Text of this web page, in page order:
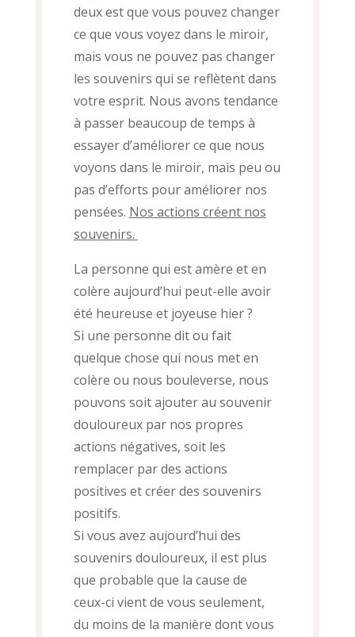
deux est que vous pouvez changer
ce que vous voyez dans le miroir,
mais vous ne pouvez pas changer
les souvenirs qui se reflètent dans
votre esprit. Nous avons tendance
à passer beaucoup de temps à
essayer d’améliorer ce que nous
voyons dans le miroir, mais peu ou
pas d’efforts pour améliorer nos
pensées. Nos actions créent nos
souvenirs.
La personne qui est amère et en
colère aujourd’hui peut-elle avoir
été heureuse et joyeuse hier ?
Si une personne dit ou fait
quelque chose qui nous met en
colère ou nous bouleverse, nous
pouvons soit ajouter au souvenir
douloureux par nos propres
actions négatives, soit les
remplacer par des actions
positives et créer des souvenirs
positifs.
Si vous avez aujourd’hui des
souvenirs douloureux, il est plus
que probable que la cause de
ceux-ci vient de vous seulement,
du moins de la manière dont vous